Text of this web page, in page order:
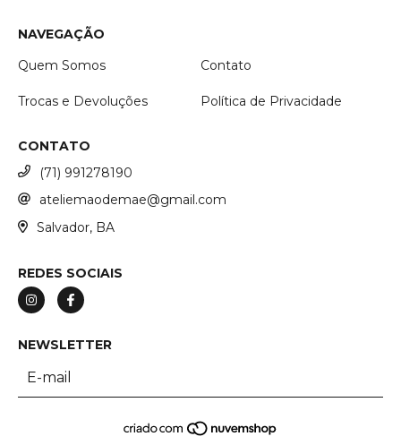
NAVEGAÇÃO
Quem Somos
Contato
Trocas e Devoluções Política de Privacidade
CONTATO
(71) 991278190
ateliemaodemae@gmail.com
Salvador, BA
REDES SOCIAIS
NEWSLETTER